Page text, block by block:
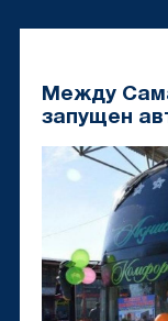
Между
запущен